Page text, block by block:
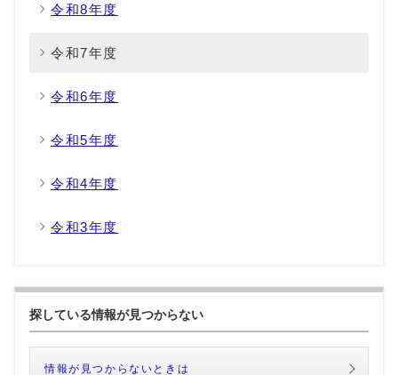
令和8年度
令和7年度
令和6年度
令和5年度
令和4年度
令和3年度
探している情報が見つからない
情報が見つからないときは